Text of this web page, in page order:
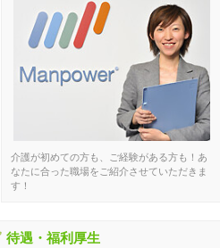
介護が初めての方も、ご経験がある方も！あ
なたに合った職場をご紹介させていただきま
す！
待遇・福利厚生